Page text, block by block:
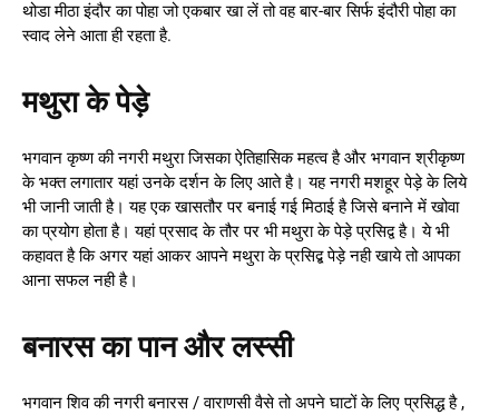
थोडा मीठा इंदौर का पोहा जो एकबार खा लें तो वह बार-बार सिर्फ इंदौरी पोहा का
स्वाद लेने आता ही रहता है.
मथुरा के पेड़े
भगवान कृष्ण की नगरी मथुरा जिसका ऐतिहासिक महत्व है और भगवान श्रीकृष्ण
के भक्त लगातार यहां उनके दर्शन के लिए आते है। यह नगरी मशहूर पेड़े के लिये
भी जानी जाती है। यह एक खासतौर पर बनाई गई मिठाई है जिसे बनाने में खोवा
का प्रयोग होता है। यहां प्रसाद के तौर पर भी मथुरा के पेड़े प्रसिद्व है। ये भी
कहावत है कि अगर यहां आकर आपने मथुरा के प्रसिद्ब पेड़े नही खाये तो आपका
आना सफल नही है।
बनारस का पान और लस्सी
भगवान शिव की नगरी बनारस / वाराणसी वैसे तो अपने घाटों के लिए प्रसिद्ध है ,